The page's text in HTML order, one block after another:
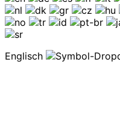
Englisch